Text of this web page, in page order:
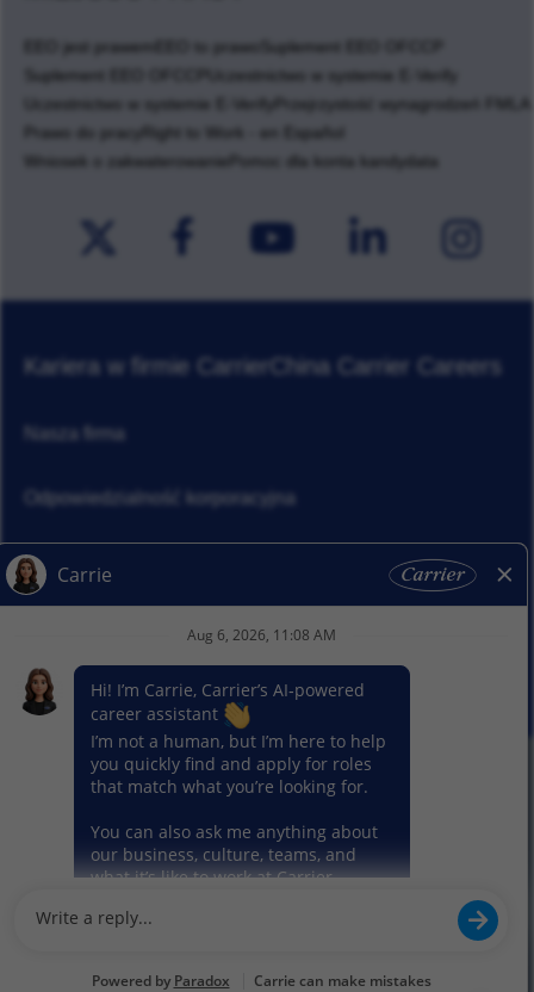
EEO jest prawem EEO to prawo
Suplement EEO OFCCP
Suplement EEO OFCCP
Uczestnictwo w systemie E-Verify
Uczestnictwo w systemie E-Verify
Przejrzystość wynagrodzeń FMLA
Prawo do pracy
Right to Work - en Español
Wniosek o zakwaterowanie
Pomoc dla konta kandydata
Kariera w firmie Carrier China Carrier Careers
Nasza firma
Odpowiedzialność korporacyjna
Aktualności
© 2026 Carrier. Carrier. Wszelkie prawa zastrzeżone.
Informacja o ochronie prywatności
Mapa witryny
Warunki użytkowania